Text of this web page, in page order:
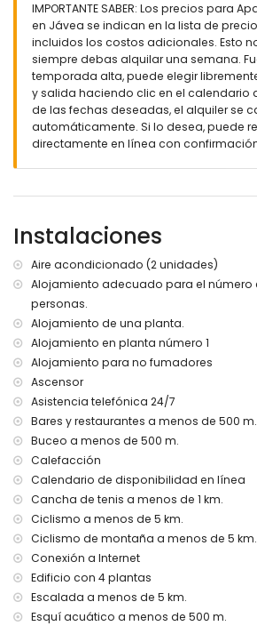
piscina comunitaria con forma de
jardín comunitario con césped y
ducha exterior
zona de estar al aire libre y zona de
espacio de garaje comunitario
Más información
pueblo más cercano: El Puerto (a
ribera o zona costera más cercana:
puerto más cercano: Aduanas (a
del apartamento)
parque más cercano: Montgó (a
del apartamento)
aeropuerto más cercano: Alicante (a
kilómetros del apartamento)
segundo aeropuerto más cercano:
kilómetros)
transporte público cercano: autobús
metros
no se permite fumar
no se admiten mascotas
El edificio donde se encuentra el
ascensor.
El alojamiento es muy adecuado
Instalaciones y servicios incluidos en el
del apartamento
internet (WiFi)
plancha y tabla de planchar
ropa de cama y toallas
servicio de recepción y servicio de
calefacción de aire y con aire
IMPORTANTE SABER: Los precios para
en Jávea se indican en la lista de
incluidos los costos adicionales. Esto
siempre debas alquilar una semana.
temporada alta, puede elegir
y salida haciendo clic en el calendario
de las fechas deseadas, el alquiler se
automáticamente. Si lo desea, puede
directamente en línea con
Instalaciones
Aire acondicionado (2 unidades)
Alojamiento adecuado para el
personas.
Alojamiento de una planta.
Alojamiento en planta número 1
Alojamiento para no fumadores
Ascensor
Asistencia telefónica 24/7
Bares y restaurantes a menos de 500 m.
Buceo a menos de 500 m.
Calefacción
Calendario de disponibilidad en línea
Cancha de tenis a menos de 1 km.
Ciclismo a menos de 5 km.
Ciclismo de montaña a menos de 5 km.
Conexión a Internet
Edificio con 4 plantas
Escalada a menos de 5 km.
Esquí acuático a menos de 500 m.